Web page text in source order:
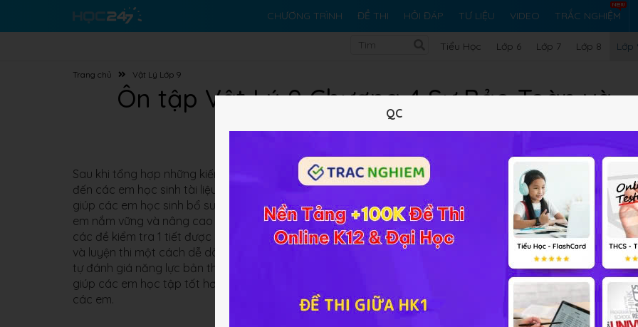
CHƯƠNG TRÌNH ĐỀ THI HỎI ĐÁP TƯ LIỆU VIDEO TRẮC NGHIỆM
Tiểu Học Lớp 6 Lớp 7 Lớp 8 Lớp
Trang chủ Vật Lý Lớp 9
Ôn tập Vật Lý 9 Chương 4 Sự Bảo Toàn và
Chuyển Hóa Năng Lượng
Sau khi tổng hợp những kiến thức cơ bản và trọng tâm của chương trình Vật lý lớp 9, Hoc247.net xin giới
đến các em học sinh tài liệu
Ôn tập Vật Lý 9 Chương 4Sự Bảo Toàn và Chuyển Hóa Năng Lượng. Đây là tài
giúp các em học sinh bổ sung và củng cố kiến thức của mình, hướng dẫn các em phương pháp làm bài để
em nắm vững và nâng cao kĩ năng giải bài tập. Ngoài ra, tài liệu còn có các đề thi trắc nghiệm online
các đề kiểm tra 1 tiết được sưu tầm và tổng hợp từ nhiều trường THCS trên cả nước, giúp các em có thể ôn
và luyện thi một cách dễ dàng và hiệu quả nhất, rèn luyện tư duy và rèn luyện kỹ năng giải đề thi, qua đó
tự đánh giá năng lực bản thân mình và thực hành nhiều hơn. Hi vọng rằng đây sẽ là tài liệu bổ ích, không chỉ
giúp các em học tập tốt hơn mà còn là hành trang vững vàng cho những kỳ thi quan trọng ở phía trước của
các em.
QC